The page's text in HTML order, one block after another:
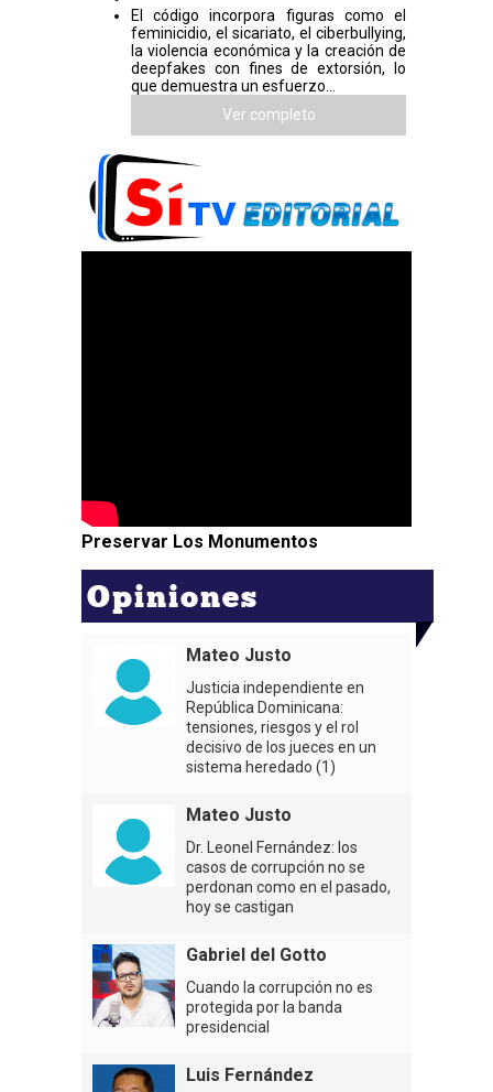
El código incorpora figuras como el
feminicidio, el sicariato, el ciberbullying,
la violencia económica y la creación de
deepfakes con fines de extorsión, lo
que demuestra un esfuerzo...
Ver completo
Preservar Los Monumentos
Opiniones
Mateo Justo
Justicia independiente en
República Dominicana:
tensiones, riesgos y el rol
decisivo de los jueces en un
sistema heredado (1)
Mateo Justo
Dr. Leonel Fernández: los
casos de corrupción no se
perdonan como en el pasado,
hoy se castigan
Gabriel del Gotto
Cuando la corrupción no es
protegida por la banda
presidencial
Luis Fernández